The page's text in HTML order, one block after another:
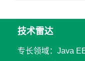
技术雷达
专长领域：Java